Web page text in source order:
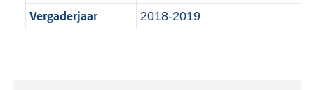
Vergaderjaar 2018-2019